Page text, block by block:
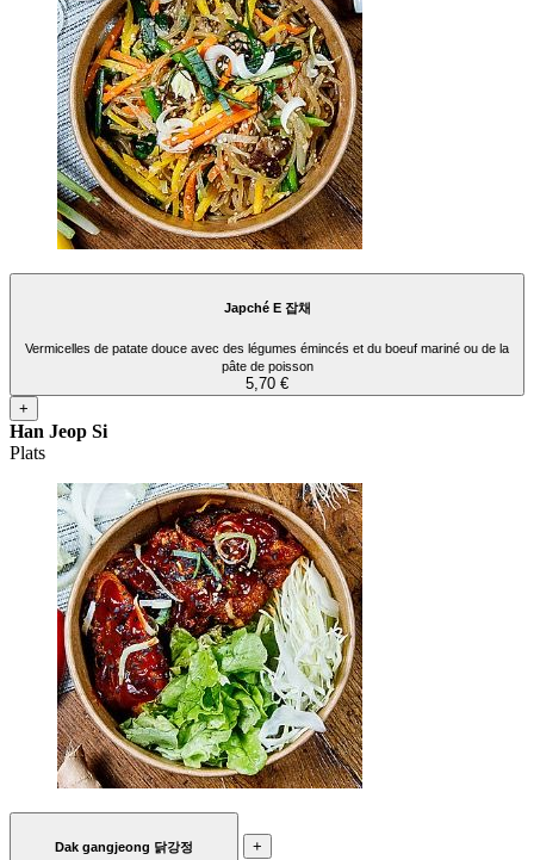
Japché E 잡채
Vermicelles de patate douce avec des légumes émincés et du boeuf mariné ou de la
pâte de poisson
5,70 €
+
Han Jeop Si
Plats
Dak gangjeong 닭강정 +